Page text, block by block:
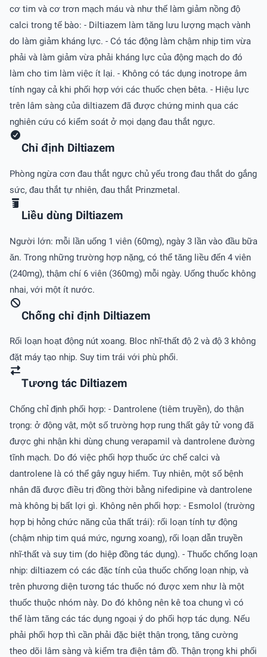
cơ tim và cơ trơn mạch máu và như thế làm giảm nồng độ
calci trong tế bào: - Diltiazem làm tăng lưu lượng mạch vành
do làm giảm kháng lực. - Có tác động làm chậm nhịp tim vừa
phải và làm giảm vừa phải kháng lực của động mạch do đó
làm cho tim làm việc ít lại. - Không có tác dụng inotrope âm
tính ngay cả khi phối hợp với các thuốc chẹn bêta. - Hiệu lực
trên lâm sàng của diltiazem đã được chứng minh qua các
nghiên cứu có kiểm soát ở mọi dạng đau thắt ngực.
Chỉ định Diltiazem
Phòng ngừa cơn đau thắt ngực chủ yếu trong đau thắt do gắng
sức, đau thắt tự nhiên, đau thắt Prinzmetal.
Liều dùng Diltiazem
Người lớn: mỗi lần uống 1 viên (60mg), ngày 3 lần vào đầu bữa
ăn. Trong những trường hợp nặng, có thể tăng liều đến 4 viên
(240mg), thậm chí 6 viên (360mg) mỗi ngày. Uống thuốc không
nhai, với một ít nước.
Chống chỉ định Diltiazem
Rối loạn hoạt động nút xoang. Bloc nhĩ-thất độ 2 và độ 3 không
đặt máy tạo nhịp. Suy tim trái với phù phổi.
Tương tác Diltiazem
Chống chỉ định phối hợp: - Dantrolene (tiêm truyền), do thận
trọng: ở động vật, một số trường hợp rung thất gây tử vong đã
được ghi nhận khi dùng chung verapamil và dantrolene đường
tĩnh mạch. Do đó việc phối hợp thuốc ức chế calci và
dantrolene là có thể gây nguy hiểm. Tuy nhiên, một số bệnh
nhân đã được điều trị đồng thời bằng nifedipine và dantrolene
mà không bị bất lợi gì. Không nên phối hợp: - Esmolol (trường
hợp bị hỏng chức năng của thất trái): rối loạn tính tự động
(chậm nhịp tim quá mức, ngưng xoang), rối loạn dẫn truyền
nhĩ-thất và suy tim (do hiệp đồng tác dụng). - Thuốc chống loạn
nhịp: diltiazem có các đặc tính của thuốc chống loạn nhịp, và
trên phương diện tương tác thuốc nó được xem như là một
thuốc thuộc nhóm này. Do đó không nên kê toa chung vì có
thể làm tăng các tác dụng ngoại ý do phối hợp tác dụng. Nếu
phải phối hợp thì cần phải đặc biệt thận trọng, tăng cường
theo dõi lâm sàng và kiểm tra điện tâm đồ. Thận trọng khi phối